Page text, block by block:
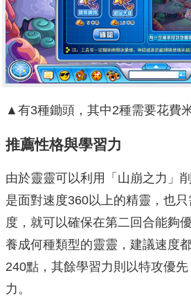
▲有3種鋤頭，其中2種需要花費
推薦性格與學習力
由於靈靈可以利用「山崩之力」
是面對速度360以上的精靈，也
度，就可以確保在第二回合能夠
養成何種類型的靈靈，建議速度
240點，其餘學習力則以特攻優
力。